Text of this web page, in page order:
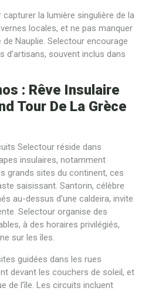
la lumière singulière de la
locales, et ne pas manquer
Nauplie. Selectour encourage
d’artisans, souvent inclus dans
: Rêve Insulaire
Tour De La Grèce
Selectour réside dans
insulaires, notamment
grands sites du continent, ces
saisissant. Santorin, célèbre
au-dessus d’une caldeira, invite
Selectour organise des
à des horaires privilégiés,
sur les îles.
guidées dans les rues
devant les couchers de soleil, et
de l’île. Les circuits incluent